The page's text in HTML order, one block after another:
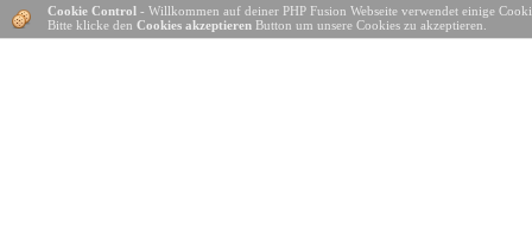
Cookie Control - Willkommen auf deiner PHP Fusion Webseite verwendet einige
Bitte klicke den Cookies akzeptieren Button um unsere Cookies zu akzeptieren.